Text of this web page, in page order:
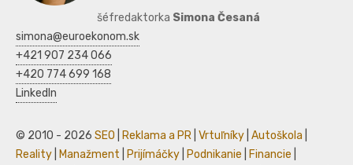
šéfredaktorka Simona Česaná
simona@euroekonom.sk
+421 907 234 066
+420 774 699 168
LinkedIn
© 2010 - 2026 SEO Reklama a PR Vrtuľníky Autoškola
Reality
Manažment Prijímáčky Podnikanie Financie